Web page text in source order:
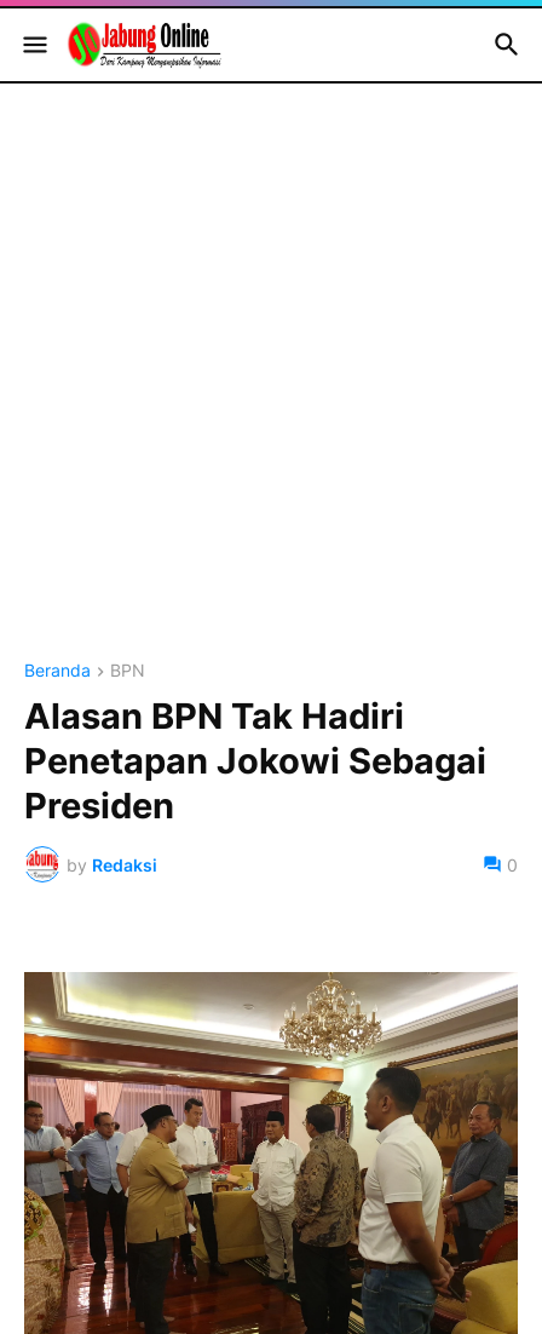
Beranda BPN
Alasan BPN Tak Hadiri
Penetapan Jokowi Sebagai
Presiden
by Redaksi 0